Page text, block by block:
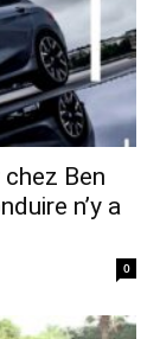
Ben
n’y a
0